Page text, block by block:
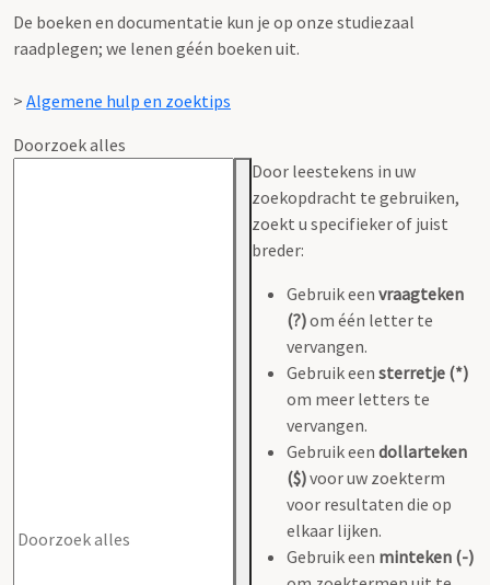
De boeken en documentatie kun je op onze studiezaal
raadplegen; we lenen géén boeken uit.
> Algemene hulp en zoektips
Doorzoek alles
Door leestekens in uw
zoekopdracht te gebruiken,
zoekt u specifieker of juist
breder:
Gebruik een vraagteken
(?)om één letter te
vervangen.
Gebruik een sterretje (*)
om meer letters te
vervangen.
Gebruik een dollarteken
($)voor uw zoekterm
voor resultaten die op
elkaar lijken.
Gebruik een minteken (-)